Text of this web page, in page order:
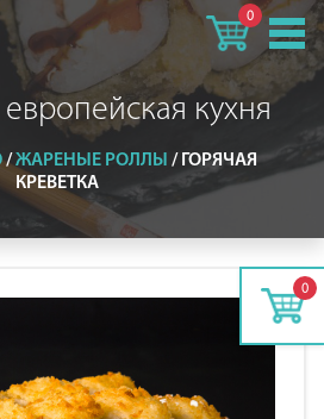
0
европейская кухня
/ЖАРЕНЫЕ РОЛЛЫ / ГОРЯЧАЯ
КРЕВЕТКА
0